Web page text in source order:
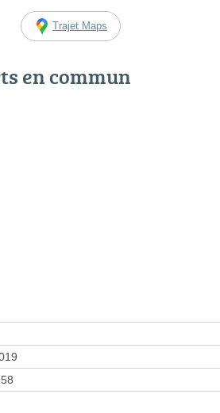
Trajet Maps
en commun